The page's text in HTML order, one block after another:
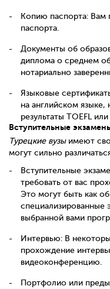
Копию паспорта: Вам
паспорта.
Документы об
диплома о среднем
нотариально
Языковые
на английском
результаты TOEFL или
Вступительные
Турецкие вузыимеют
могут сильно
Вступительные
требовать от вас
Это могут быть как
специализированные
выбранной вами
Интервью: В
прохождение
видеоконференцию.
Портфолио или